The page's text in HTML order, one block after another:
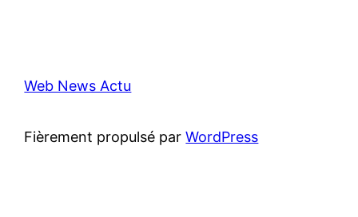
Web News Actu
Fièrement propulsé parWordPress